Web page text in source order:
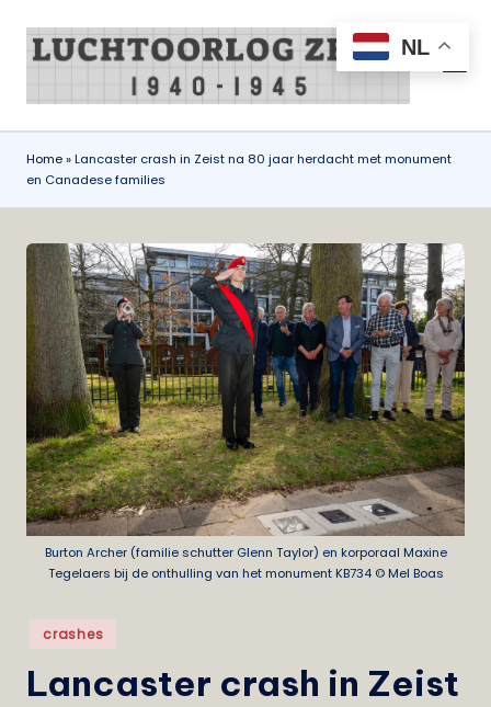
c
h
o
o
r
l
o
g
Z
e
things
air
war
Zeist
1940-
Home»Lancaster crash in Zeist na 80 jaar herdacht met monument
en Canadese families
Burton Archer (familie schutter Glenn Taylor) en korporaal Maxine
Tegelaers bij de onthulling van het monument KB734 © Mel Boas
Geplaatst
crashes
Lancaster crash in Zeist
NL